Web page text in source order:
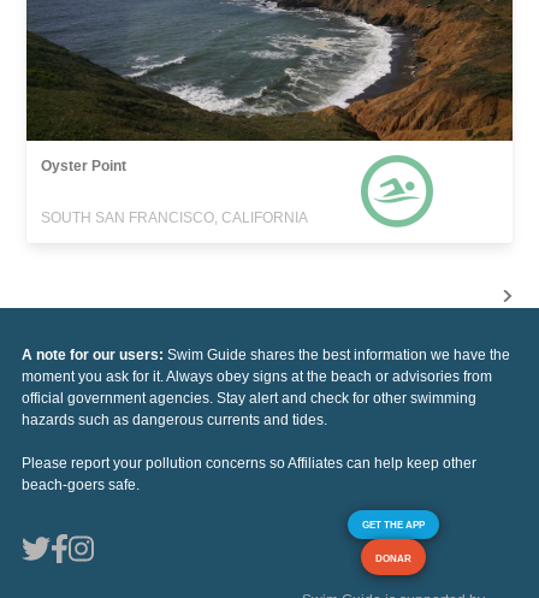
Oyster Point
SOUTH SAN FRANCISCO, CALIFORNIA
A note for our users: Swim Guide shares the best information we have the
moment you ask for it. Always obey signs at the beach or advisories from
official government agencies. Stay alert and check for other swimming
hazards such as dangerous currents and tides.
Please report your pollution concerns so Affiliates can help keep other
beach-goers safe.
GET THE APP
DONAR